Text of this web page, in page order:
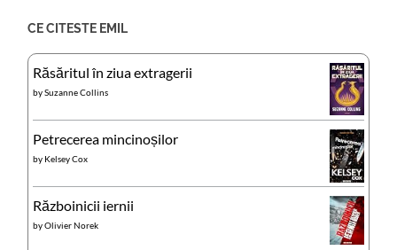
CE CITESTE EMIL
Răsăritul în ziua extragerii
bySuzanne Collins
Petrecerea mincinoșilor
by Kelsey Cox
Războinicii iernii
byOlivier Norek